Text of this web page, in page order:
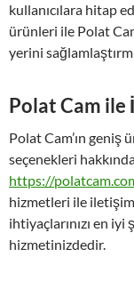
kullanıcılara hitap
ürünleri ile Polat
yerini
Polat Cam ile
Polat Cam’ın geniş
seçenekleri
https://
hizmetleri ile
ihtiyaçlarınızı en
hizmetinizdedir.